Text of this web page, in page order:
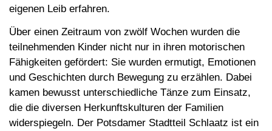
eigenen Leib erfahren.
Über einen Zeitraum von zwölf Wochen wurden die
teilnehmenden Kinder nicht nur in ihren motorischen
Fähigkeiten gefördert: Sie wurden ermutigt, Emotionen
und Geschichten durch Bewegung zu erzählen. Dabei
kamen bewusst unterschiedliche Tänze zum Einsatz,
die die diversen Herkunftskulturen der Familien
widerspiegeln. Der Potsdamer Stadtteil Schlaatz ist ein